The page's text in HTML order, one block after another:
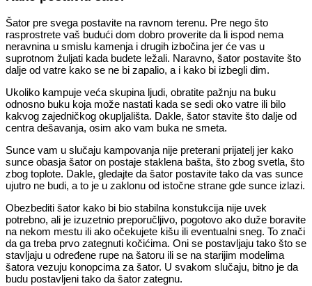
Šator pre svega postavite na ravnom terenu. Pre nego što
rasprostrete vaš budući dom dobro proverite da li ispod nema
neravnina u smislu kamenja i drugih izbočina jer će vas u
suprotnom žuljati kada budete ležali. Naravno, šator postavite što
dalje od vatre kako se ne bi zapalio, a i kako bi izbegli dim.
Ukoliko kampuje veća skupina ljudi, obratite pažnju na buku
odnosno buku koja može nastati kada se sedi oko vatre ili bilo
kakvog zajedničkog okupljališta. Dakle, šator stavite što dalje od
centra dešavanja, osim ako vam buka ne smeta.
Sunce vam u slučaju kampovanja nije preterani prijatelj jer kako
sunce obasja šator on postaje staklena bašta, što zbog svetla, što
zbog toplote. Dakle, gledajte da šator postavite tako da vas sunce
ujutro ne budi, a to je u zaklonu od istočne strane gde sunce izlazi.
Obezbediti šator kako bi bio stabilna konstukcija nije uvek
potrebno, ali je izuzetnio preporučljivo, pogotovo ako duže boravite
na nekom mestu ili ako očekujete kišu ili eventualni sneg. To znači
da ga treba prvo zategnuti kočićima. Oni se postavljaju tako što se
stavljaju u određene rupe na šatoru ili se na starijim modelima
šatora vezuju konopcima za šator. U svakom slučaju, bitno je da
budu postavljeni tako da šator zategnu.